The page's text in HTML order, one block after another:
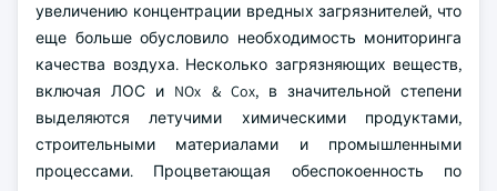
увеличению концентрации вредных загрязнителей, что
еще больше обусловило необходимость мониторинга
качества воздуха. Несколько загрязняющих веществ,
включая ЛОС и NOx & Cox, в значительной степени
выделяются летучими химическими продуктами,
строительными материалами и промышленными
процессами. Процветающая обеспокоенность по